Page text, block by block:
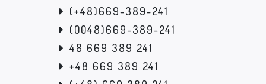
(+48)669-389-241
(0048)669-389-241
48 669 389 241
+48 669 389 241